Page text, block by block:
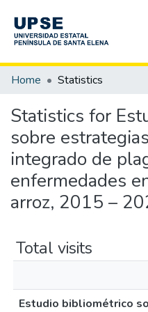
Communities & Collections
Home Statistics
Statistics for
sobre
integrado de
enfermedades
arroz, 2015 –
Total visits
Estudio bibliométrico